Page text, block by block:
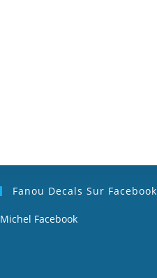
Fanou Decals Sur Facebook
Michel Facebook